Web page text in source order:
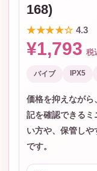
168)
★★★★☆ 4.3
¥1,793 税
バイブ IPX5
価格を抑えながら
記を確認できるミ
い方や、保管し
です。